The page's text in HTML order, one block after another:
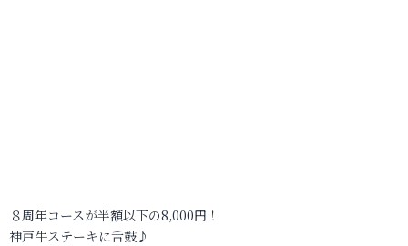
８周年コースが半額以下の8,000円！
神戸牛ステーキに舌鼓♪